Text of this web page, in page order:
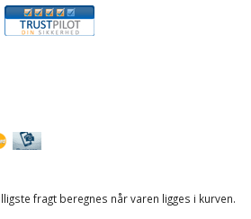
fragt beregnes når varen ligges i kurven.